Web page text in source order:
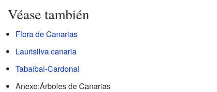
Véase también
Flora de Canarias
Laurisilva canaria
Tabaibal-Cardonal
Anexo:Árboles de Canarias